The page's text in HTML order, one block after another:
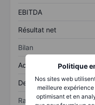
Politique
Nos sites web
meilleure
optimisant et en
EBITDA
Résultat net
Bilan
Actif total
Dette totale
Ratios